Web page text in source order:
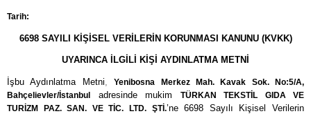
Tarih:
6698 SAYILI KİŞİSEL VERİLERİN KORUNMASI KANUNU (KVKK)
UYARINCA İLGİLİ KİŞİ AYDINLATMA METNİ
İşbu Aydınlatma Metni,Yenibosna Merkez Mah. Kavak Sok. No:5/A,
Bahçelievler/İstanbul
adresinde mukim TÜRKAN TEKSTİL GIDA VE
TURİZM PAZ. SAN. VE TİC. LTD. ŞTİ.’ne 6698 Sayılı Kişisel Verilerin